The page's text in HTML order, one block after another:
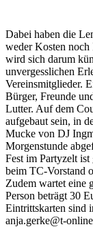
Dabei haben die
weder Kosten noch
wird sich darum
unvergesslichen
Vereinsmitglieder.
Bürger, Freunde
Lutter. Auf dem
aufgebaut sein, in
Mucke von DJ
Morgenstunde
Fest im Partyzelt
beim TC-Vorstand
Zudem wartet eine
Person beträgt 30
Eintrittskarten sind
anja.gerke@t-